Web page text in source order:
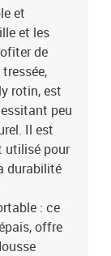
cm (l x P x
cm (L x l x é)La
siège central1 x
siège avec
et
et les
de
rotin, est
peu
Il est
utilisé pour
durabilité
: ce
offre